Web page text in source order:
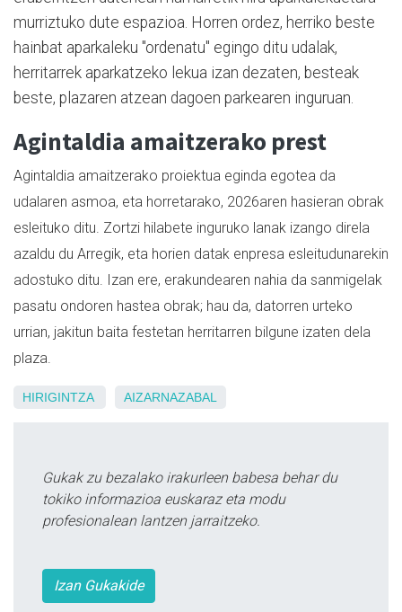
murriztuko dute espazioa. Horren ordez, herriko beste
hainbat aparkaleku "ordenatu" egingo ditu udalak,
herritarrek aparkatzeko lekua izan dezaten, besteak
beste, plazaren atzean dagoen parkearen inguruan.
Agintaldia amaitzerako prest
Agintaldia amaitzerako proiektua eginda egotea da
udalaren asmoa, eta horretarako, 2026aren hasieran obrak
esleituko ditu. Zortzi hilabete inguruko lanak izango direla
azaldu du Arregik, eta horien datak enpresa esleitudunarekin
adostuko ditu. Izan ere, erakundearen nahia da sanmigelak
pasatu ondoren hastea obrak; hau da, datorren urteko
urrian, jakitun baita festetan herritarren bilgune izaten dela
plaza.
HIRIGINTZA AIZARNAZABAL
Gukak zu bezalako irakurleen babesa behar du
tokiko informazioa euskaraz eta modu
profesionalean lantzen jarraitzeko.
Izan Gukakide